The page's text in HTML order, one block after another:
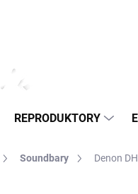
REPRODUKTORY
Soundbary Denon